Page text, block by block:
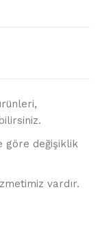
göre değişiklik
vardır.